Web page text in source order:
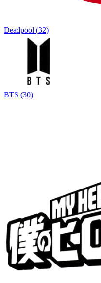
Deadpool (32)
BTS (30)